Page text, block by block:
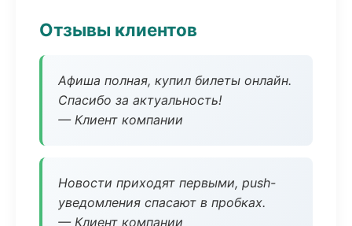
Отзывы клиентов
Афиша полная, купил билеты онлайн.
Спасибо за актуальность!
— Клиент компании
Новости приходят первыми, push-
уведомления спасают в пробках.
— Клиент компании